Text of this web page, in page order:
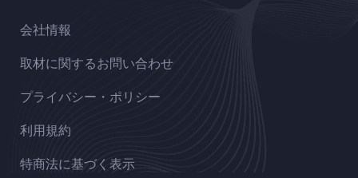
会社情報
取材に関するお問い合わせ
プライバシー・ポリシー
利用規約
特商法に基づく表示